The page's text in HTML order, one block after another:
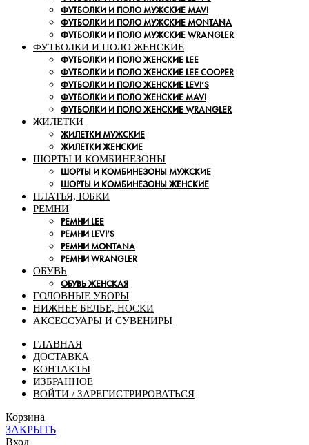
ФУТБОЛКИ И ПОЛО МУЖСКИЕ MAVI
ФУТБОЛКИ И ПОЛО МУЖСКИЕ MONTANA
ФУТБОЛКИ И ПОЛО МУЖСКИЕ WRANGLER
ФУТБОЛКИ И ПОЛО ЖЕНСКИЕ
ФУТБОЛКИ И ПОЛО ЖЕНСКИЕ LEE
ФУТБОЛКИ И ПОЛО ЖЕНСКИЕ LEE COOPER
ФУТБОЛКИ И ПОЛО ЖЕНСКИЕ LEVI’S
ФУТБОЛКИ И ПОЛО ЖЕНСКИЕ MAVI
ФУТБОЛКИ И ПОЛО ЖЕНСКИЕ WRANGLER
ЖИЛЕТКИ
ЖИЛЕТКИ МУЖСКИЕ
ЖИЛЕТКИ ЖЕНСКИЕ
ШОРТЫ И КОМБИНЕЗОНЫ
ШОРТЫ И КОМБИНЕЗОНЫ МУЖСКИЕ
ШОРТЫ И КОМБИНЕЗОНЫ ЖЕНСКИЕ
ПЛАТЬЯ, ЮБКИ
РЕМНИ
РЕМНИ LEE
РЕМНИ LEVI’S
РЕМНИ MONTANA
РЕМНИ WRANGLER
ОБУВЬ
ОБУВЬ ЖЕНСКАЯ
ГОЛОВНЫЕ УБОРЫ
НИЖНЕЕ БЕЛЬЕ, НОСКИ
АКСЕССУАРЫ И СУВЕНИРЫ
ГЛАВНАЯ
ДОСТАВКА
КОНТАКТЫ
ИЗБРАННОЕ
ВОЙТИ / ЗАРЕГИСТРИРОВАТЬСЯ
Корзина
ЗАКРЫТЬ
Вход